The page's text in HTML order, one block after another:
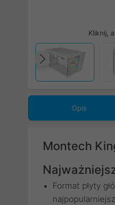
Kliknij,
Poprzedni
Opis
Montech
Format płyty